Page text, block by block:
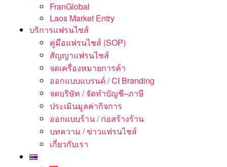
FranGlobal
Laos Market Entry
บริการแฟรนไชส์
คู่มือแฟรนไชส์ (SOP)
สัญญาแฟรนไชส์
จดเครื่องหมายการค้า
ออกแบบแบรนด์ / CI Branding
จดบริษัท / จัดทำบัญชี–ภาษี
ประเมินมูลค่ากิจการ
ออกแบบร้าน / ก่อสร้างร้าน
บทความ / ข่าวแฟรนไชส์
เกี่ยวกับเรา